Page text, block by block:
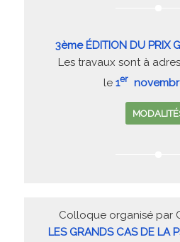
3ème ÉDITION DU PRIX
Les travaux sont à
le1er
Colloque organisé par
LES GRANDS CAS DE LA